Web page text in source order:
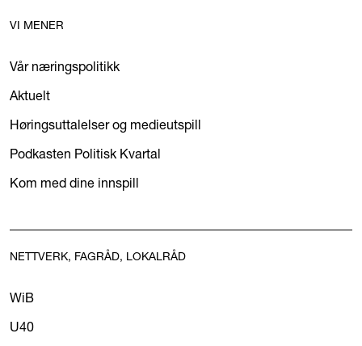
VI MENER
Vår næringspolitikk
Aktuelt
Høringsuttalelser og medieutspill
Podkasten Politisk Kvartal
Kom med dine innspill
NETTVERK, FAGRÅD, LOKALRÅD
WiB
U40